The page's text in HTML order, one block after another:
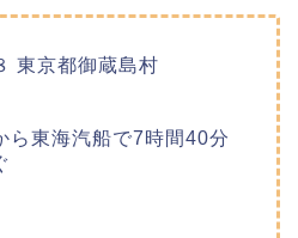
東京都御蔵島村
ら東海汽船で7時間40分